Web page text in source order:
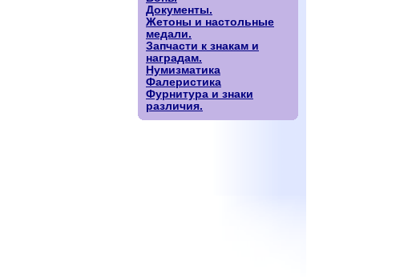
Документы.
Жетоны и настольные
медали.
Запчасти к знакам и
наградам.
Нумизматика
Фалеристика
Фурнитура и знаки
различия.